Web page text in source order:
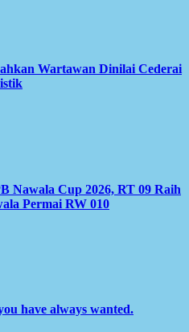
Wartawan Dinilai Cederai
Nawala Cup 2026, RT 09 Raih
Permai RW 010
have always wanted.